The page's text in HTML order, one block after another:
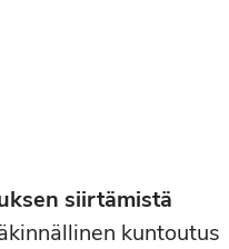
siirtämistä
kuntoutus